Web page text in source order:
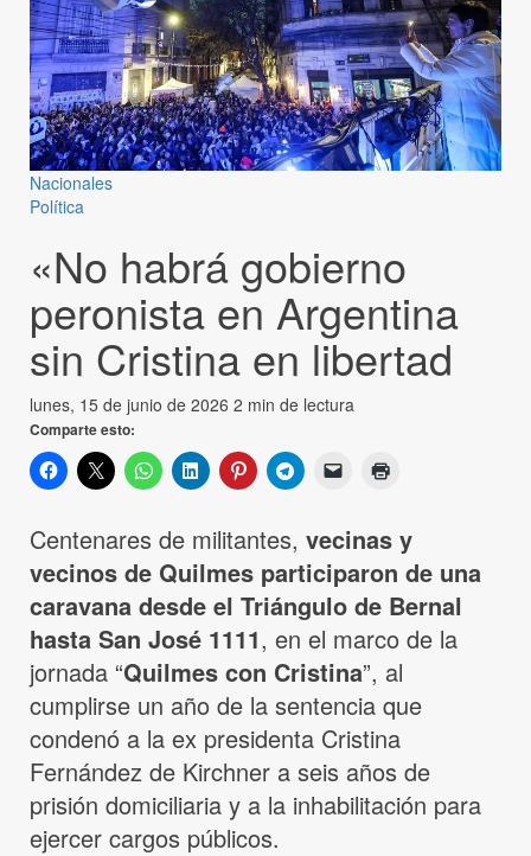
Nacionales
Política
«No habrá gobierno
peronista en Argentina
sin Cristina en libertad
lunes, 15 de junio de 2026 2 min de lectura
Comparte esto:
Centenares de militantes, vecinas y
vecinos de Quilmes participaron de una
caravana desde el Triángulo de Bernal
hasta San José 1111, en el marco de la
jornada “Quilmes con Cristina”, al
cumplirse un año de la sentencia que
condenó a la ex presidenta Cristina
Fernández de Kirchner a seis años de
prisión domiciliaria y a la inhabilitación para
ejercer cargos públicos.